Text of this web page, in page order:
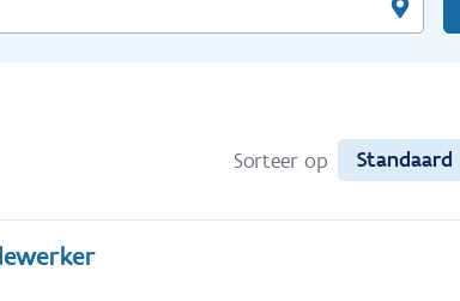
Sorteer op Standaard